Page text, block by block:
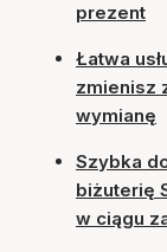
prezent
Łatwa
zmienisz
wymianę
Szybka
biżuterię
w ciągu